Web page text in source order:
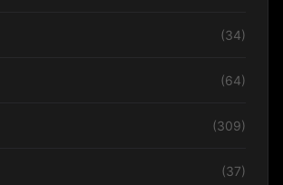
(34)
(64)
(309)
(37)